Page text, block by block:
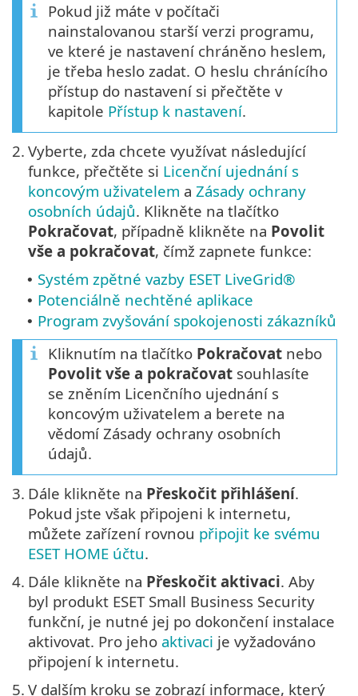
Pokud již máte v počítači
nainstalovanou starší verzi programu,
ve které je nastavení chráněno heslem,
je třeba heslo zadat. O heslu chránícího
přístup do nastavení si přečtěte v
kapitole Přístup k nastavení.
2. Vyberte, zda chcete využívat následující
funkce, přečtěte si Licenční ujednání s
koncovým uživatelem a Zásady ochrany
osobních údajů. Klikněte na tlačítko
Pokračovat, případně klikněte na Povolit
vše a pokračovat, čímž zapnete funkce:
• Systém zpětné vazby ESET LiveGrid®
• Potenciálně nechtěné aplikace
• Program zvyšování spokojenosti zákazníků
Kliknutím na tlačítko Pokračovat nebo
Povolit vše a pokračovat souhlasíte
se zněním Licenčního ujednání s
koncovým uživatelem a berete na
vědomí Zásady ochrany osobních
údajů.
3. Dále klikněte na Přeskočit přihlášení.
Pokud jste však připojeni k internetu,
můžete zařízení rovnou připojit ke svému
ESET HOME účtu.
4. Dále klikněte na Přeskočit aktivaci. Aby
byl produkt ESET Small Business Security
funkční, je nutné jej po dokončení instalace
aktivovat. Pro jeho aktivaci je vyžadováno
připojení k internetu.
5. V dalším kroku se zobrazí informace, který